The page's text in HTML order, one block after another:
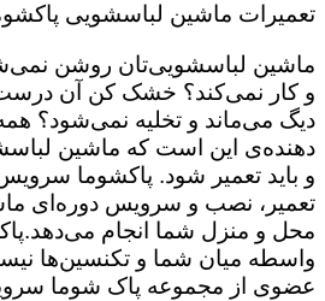
تعمیرات ماشین لباسشویی
ماشین لباسشویی‌تان روشن
و کار نمی‌کند؟ خشک کن آن درست
دیگ می‌ماند و تخلیه نمی‌شود؟
دهنده‌ی این است که ماشین
و باید تعمیر شود. پاکشوما
تعمیر، نصب و سرویس دوره‌ای
محل و منزل شما انجام
واسطه میان شما و تکنسین‌ها
عضوی از مجموعه پاک شوما